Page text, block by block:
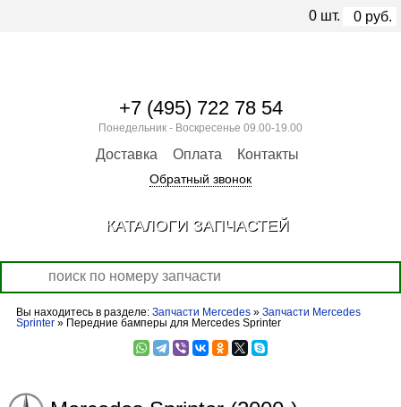
Вы находитесь в разделе: Запчасти Mercedes» Запчасти Mercedes
Sprinter» Передние бамперы для Mercedes Sprinter
+7 (495) 722 78 54
Понедельник - Воскресенье 09.00-19.00
Доставка Оплата Контакты
Обратный звонок
0 шт. 0 руб.
КАТАЛОГИ ЗАПЧАСТЕЙ